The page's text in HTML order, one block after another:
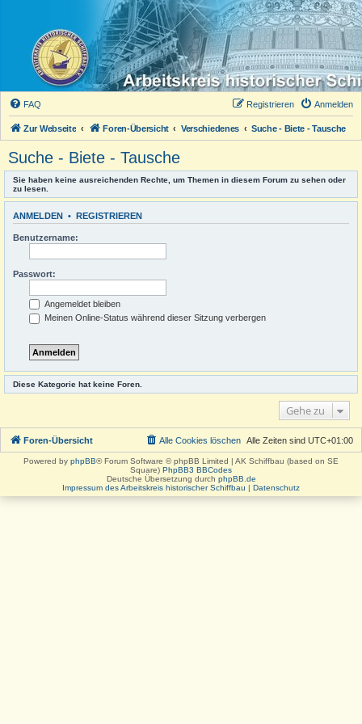
FAQ Anmelden
Registrieren
Zur Webseite Foren-Übersicht Verschiedenes Suche - Biete - Tausche
Suche - Biete - Tausche
Sie haben keine ausreichenden Rechte, um Themen in diesem Forum zu sehen oder
zu lesen.
ANMELDEN • REGISTRIEREN
Benutzername:
Passwort:
Angemeldet bleiben
Meinen Online-Status während dieser Sitzung verbergen
Diese Kategorie hat keine Foren.
Gehe zu
Foren-Übersicht Alle Zeiten sind UTC+01:00
Alle Cookies löschen
Powered by phpBB® Forum Software © phpBB Limited | AK Schiffbau (based on SE
Square) PhpBB3 BBCodes
Deutsche Übersetzung durch phpBB.de
Impressum des Arbeitskreis historischer Schiffbau | Datenschutz